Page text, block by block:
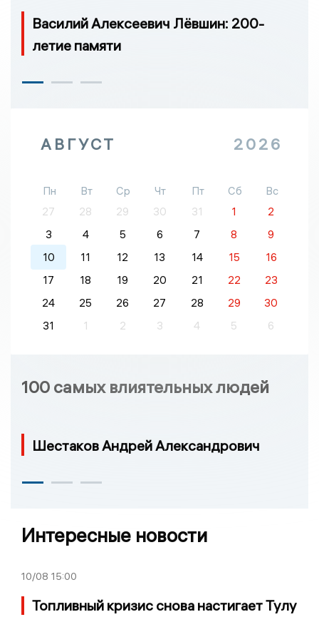
Василий Алексеевич Лёвшин: 200-
летие памяти
АВГУСТ 2026
Пн Вт Ср Чт Пт Сб
Вс
27
28 29 30 31 1
2
3
4 5 6 7 8
9
10
11 12 13 14 15
16
17
18 19 20 21 22
23
24
25 26 27 28 29
30
31
1 2 3 4 5 6
100 самых влиятельных людей
Шестаков Андрей Александрович
Интересные новости
10/08 15:00
Топливный кризис снова настигает Тулу